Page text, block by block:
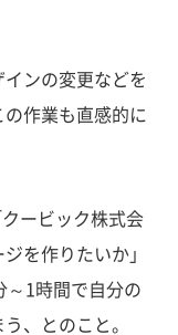
ンの変更などを
作業も直感的に
クービック株式会
を作りたいか」
～1時間で自分の
、とのこと。